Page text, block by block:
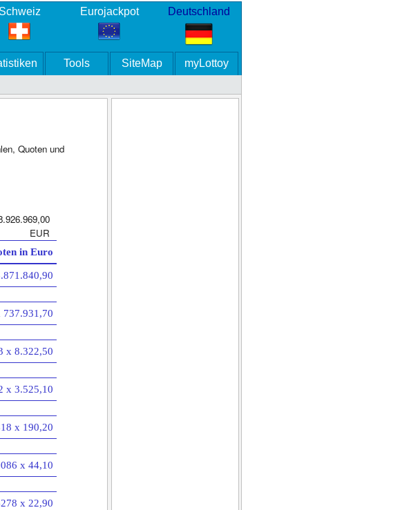
Schweiz Eurojackpot Deutschland
Tools SiteMap
myLottoy
Quoten und
EUR
in Euro
737.931,70
x 8.322,50
x 3.525,10
x 190,20
x 44,10
x 22,90